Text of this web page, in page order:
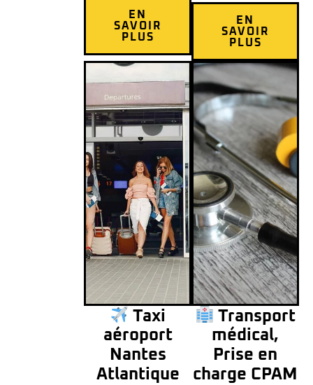
EN
SAVOIR
PLUS
EN
SAVOIR
PLUS
Taxi
aéroport
Nantes
Atlantique
Transport
médical,
Prise en
charge CPAM